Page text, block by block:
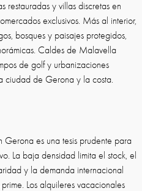
restauradas y villas discretas en
exclusivos. Más al interior,
bosques y paisajes protegidos,
Caldes de Malavella
de golf y urbanizaciones
ciudad de Gerona y la costa.
Gerona es una tesis prudente para
La baja densidad limita el stock, el
y la demanda internacional
Los alquileres vacacionales